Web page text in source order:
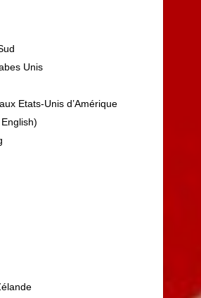
Unis
Etats-Unis d’Amérique